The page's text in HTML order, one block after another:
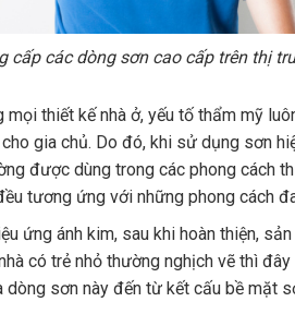
cấp các dòng sơn cao cấp trên thị
mọi thiết kế nhà ở, yếu tố thẩm mỹ
gia chủ. Do đó, khi sử dụng sơn
được dùng trong các phong cách
tương ứng với những phong cách
ứng ánh kim, sau khi hoàn thiện,
có trẻ nhỏ thường nghịch vẽ thì
sơn này đến từ kết cấu bề mặt